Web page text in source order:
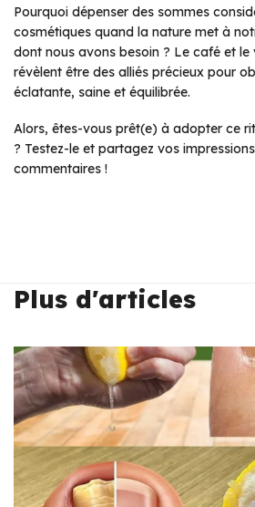
Pourquoi dépenser des sommes
cosmétiques quand la nature met à
dont nous avons besoin ? Le café et le
révèlent être des alliés précieux pour
éclatante, saine et équilibrée.
Alors, êtes-vous prêt(e) à adopter ce
? Testez-le et partagez vos
commentaires !
Plus d'articles